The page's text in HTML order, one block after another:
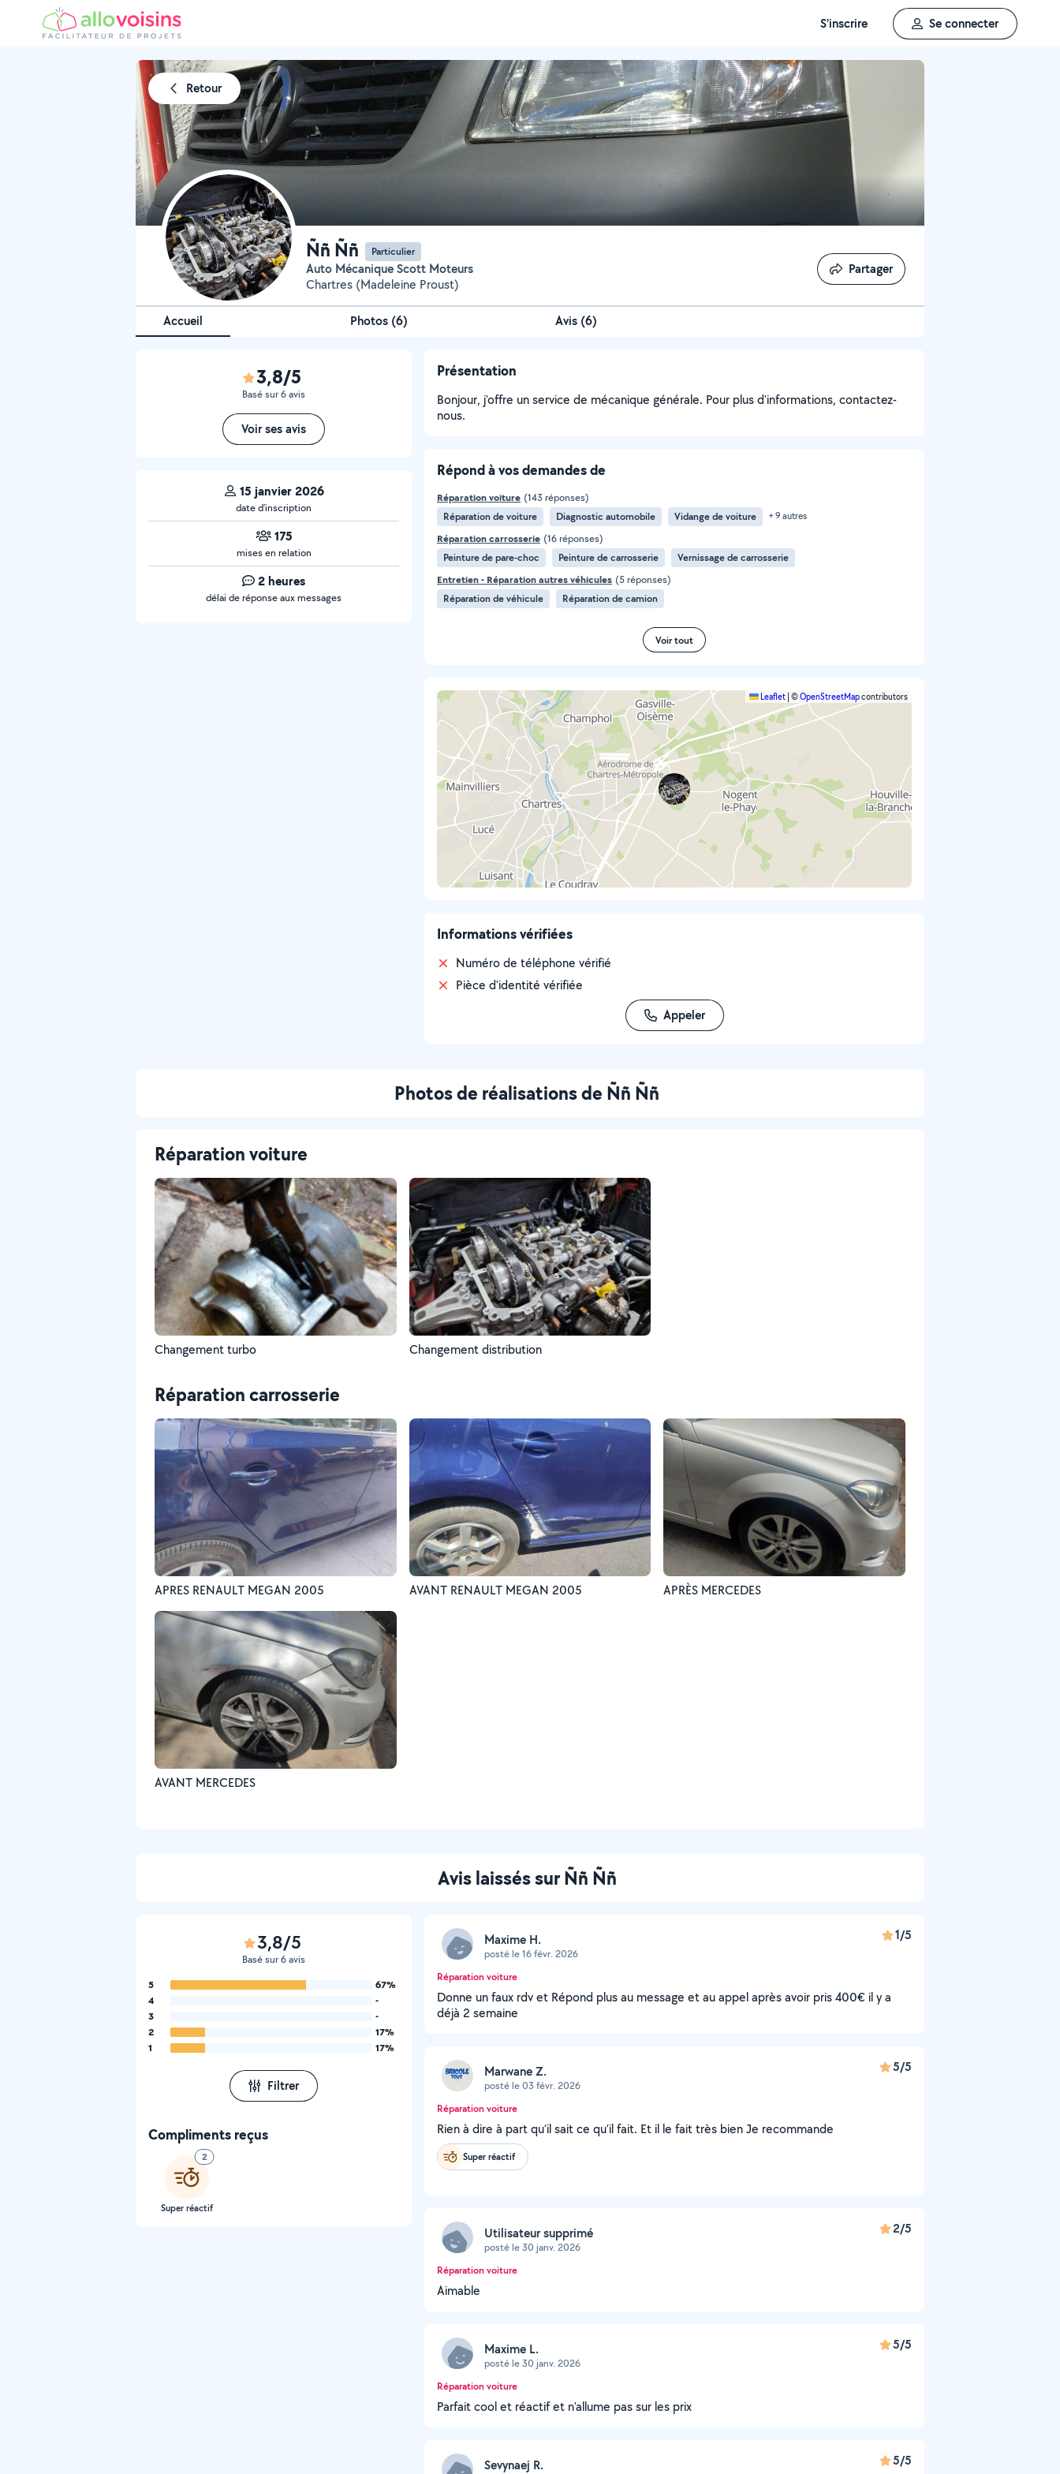
S'inscrire Se connecter
Retour
Ññ Ññ Particulier
Auto Mécanique Scott Moteurs
Chartres (Madeleine Proust)
Partager
Partager
Accueil Photos (6) Avis (6)
3,8/5
Basé sur 6 avis
Voir ses avis
15 janvier 2026
date d’inscription
175
mises en relation
2 heures
délai de réponse aux messages
Présentation
Bonjour, j'offre un service de mécanique générale. Pour plus d'informations, contactez-
nous.
Répond à vos demandes de
Réparation voiture (143 réponses)
Réparation de voiture
Diagnostic automobile Vidange de voiture + 9 autres
Réparation carrosserie (16 réponses)
Peinture de pare-choc
Peinture de carrosserie
Vernissage de carrosserie
Entretien - Réparation autres véhicules (5 réponses)
Réparation de véhicule
Réparation de camion
Voir tout
Leaflet ©OpenStreetMapcontributors
Informations vérifiées
Numéro de téléphone vérifié
Pièce d'identité vérifiée
Appeler
Photos de réalisations de Ññ Ññ
Réparation voiture
Changement turbo Changement distribution
Réparation carrosserie
APRES RENAULT MEGAN 2005 AVANT RENAULT MEGAN 2005 APRÈS MERCEDES
AVANT MERCEDES
Avis laissés sur Ññ Ññ
3,8/5
Basé sur 6 avis
5
67%
4
-
3
-
2
17%
1
17%
Filtrer
Compliments reçus
2
Super réactif
Maxime H.
posté le 16 févr. 2026
1/5
Réparation voiture
Donne un faux rdv et Répond plus au message et au appel après avoir pris 400€ il y a
déjà 2 semaine
Marwane Z.
posté le 03 févr. 2026
5/5
Réparation voiture
Rien à dire à part qu’il sait ce qu’il fait. Et il le fait très bien Je recommande
Super réactif
Utilisateur supprimé
posté le 30 janv. 2026
2/5
Réparation voiture
Aimable
Maxime L.
posté le 30 janv. 2026
5/5
Réparation voiture
Parfait cool et réactif et n'allume pas sur les prix
Sevynaej R. 5/5